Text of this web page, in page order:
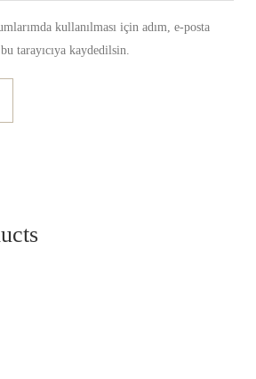
kullanılması için adım, e-posta
tarayıcıya kaydedilsin.